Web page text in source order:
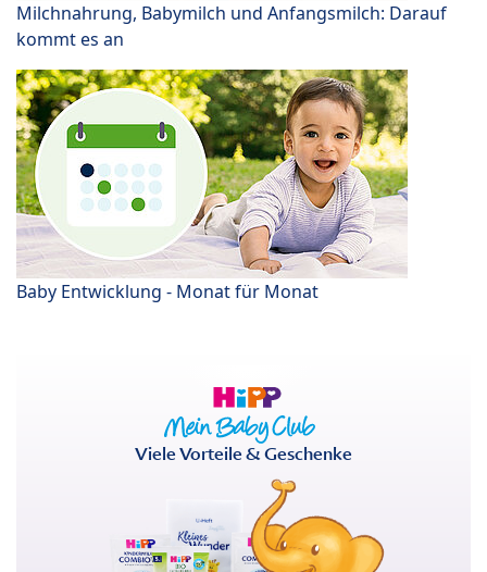
Milchnahrung, Babymilch und Anfangsmilch: Darauf
kommt es an
Baby Entwicklung - Monat für Monat
Viele Vorteile & Geschenke